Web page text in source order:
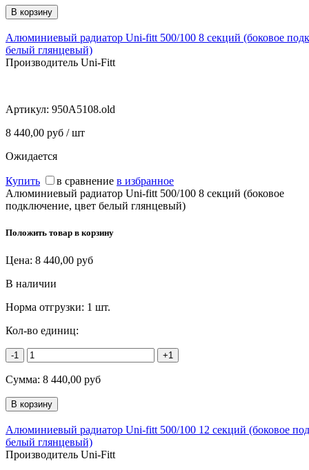
Алюминиевый радиатор Uni-fitt 500/100 8 секций (боковое
белый глянцевый)
Производитель Uni-Fitt
Артикул: 950A5108.old
8 440,00 руб / шт
Ожидается
Купить в сравнение в избранное
Алюминиевый радиатор Uni-fitt 500/100 8 секций (боковое
подключение, цвет белый глянцевый)
Положить товар в корзину
Цена: 8 440,00 руб
В наличии
Норма отгрузки: 1 шт.
Кол-во единиц:
-1 +1
Сумма: 8 440,00 руб
Алюминиевый радиатор Uni-fitt 500/100 12 секций (боковое
белый глянцевый)
Производитель Uni-Fitt